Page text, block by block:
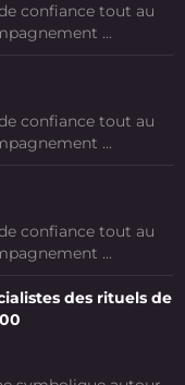
confiance tout au
...
confiance tout au
...
confiance tout au
...
des rituels de